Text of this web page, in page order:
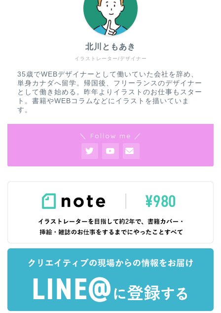
イラストレーター/デザイナー
北川ともあき
35歳でWEBデザイナーとして働いていた会社を辞め、
単身カナダへ留学。帰国後、フリーランスのデザイナー
として働き始める。昨年よりイラストのお仕事もスター
ト。書籍やWEBコラムなどにイラストを描いていま
す。
＼ Follow me ／